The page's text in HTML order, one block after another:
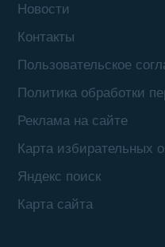
Новости
Контакты
Пользовательское
Политика обработки
Реклама на сайте
Карта избирательных
Яндекс поиск
Карта сайта